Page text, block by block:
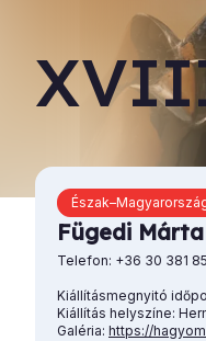
Fügedi
Telefon: +36 30 381
Kiállításmegnyitó
Kiállítás helyszíne:
Galéria: https://